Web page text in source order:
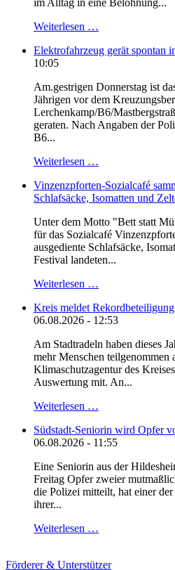
im Alltag in eine Belohnung...
Weiterlesen …
Elektrofahrzeug gerät spontan
10:05
Am.gestrigen Donnerstag ist
Jährigen vor dem
Lerchenkamp/B6/
geraten. Nach Angaben der
B6...
Weiterlesen …
Vinzenzpforten-Sozialcafé
Schlafsäcke, Isomatten und
Unter dem Motto "Bett statt
für das Sozialcafé
ausgediente Schlafsäcke,
Festival landeten...
Weiterlesen …
Kreis meldet
06.08.2026 - 12:53
Am Stadtradeln haben dieses
mehr Menschen teilgenommen
Klimaschutzagentur des
Auswertung mit. An...
Weiterlesen …
Südstadt-Seniorin wird Opfer
06.08.2026 - 11:55
Eine Seniorin aus der
Freitag Opfer zweier
die Polizei mitteilt, hat einer
ihrer...
Weiterlesen …
Förderer & Unterstützer